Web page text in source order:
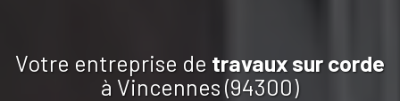
Votre entreprise de travaux sur corde
à Vincennes (94300)